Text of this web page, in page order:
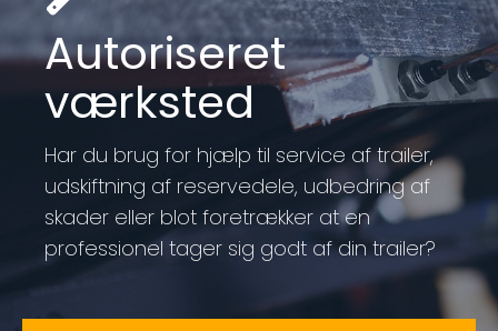
Autoriseret
værksted
Har du brug for hjælp til service af trailer,
udskiftning af reservedele, udbedring af
skader eller blot foretrækker at en
professionel tager sig godt af din trailer?